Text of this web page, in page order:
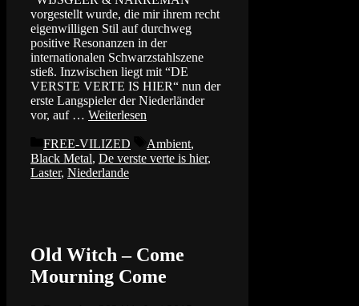
vorgestellt wurde, die mir ihrem recht
eigenwilligen Stil auf durchweg
positive Resonanzen in der
internationalen Schwarzstahlszene
stieß. Inzwischen liegt mit “DE
VERSTE VERTE IS HIER“ nun der
erste Langspieler der Niederländer
vor, auf … Weiterlesen
Kategorien
FREE-VILIZED Schlagwörter
Ambient,
Black Metal, De verste verte is hier,
Laster, Niederlande
Old Witch – Come
Mourning Come